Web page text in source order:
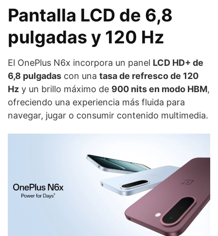
Pantalla LCD de 6,8
pulgadas y 120 Hz
El OnePlus N6x incorpora un panel LCD HD+ de
6,8 pulgadas con una tasa de refresco de 120
Hz y un brillo máximo de 900 nits en modo HBM,
ofreciendo una experiencia más fluida para
navegar, jugar o consumir contenido multimedia.